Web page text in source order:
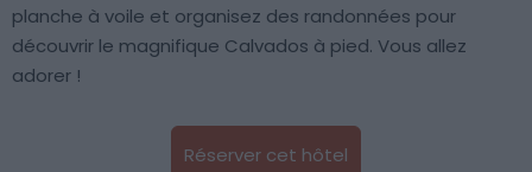
planche à voile et organisez des randonnées pour
découvrir le magnifique Calvados à pied. Vous allez
adorer !
Réserver cet hôtel